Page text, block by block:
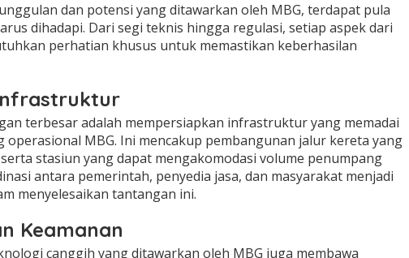
dan potensi yang ditawarkan oleh MBG, terdapat pula
dihadapi. Dari segi teknis hingga regulasi, setiap aspek dari
perhatian khusus untuk memastikan keberhasilan
terbesar adalah mempersiapkan infrastruktur yang memadai
operasional MBG. Ini mencakup pembangunan jalur kereta yang
stasiun yang dapat mengakomodasi volume penumpang
antara pemerintah, penyedia jasa, dan masyarakat menjadi
menyelesaikan tantangan ini.
Keamanan
canggih yang ditawarkan oleh MBG juga membawa